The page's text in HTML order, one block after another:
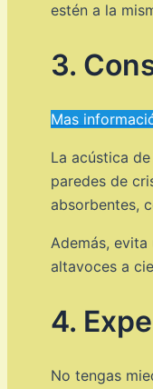
estén a la
3.
Mas
La acústica
paredes de
absorbentes,
Además,
altavoces a
4.
No tengas